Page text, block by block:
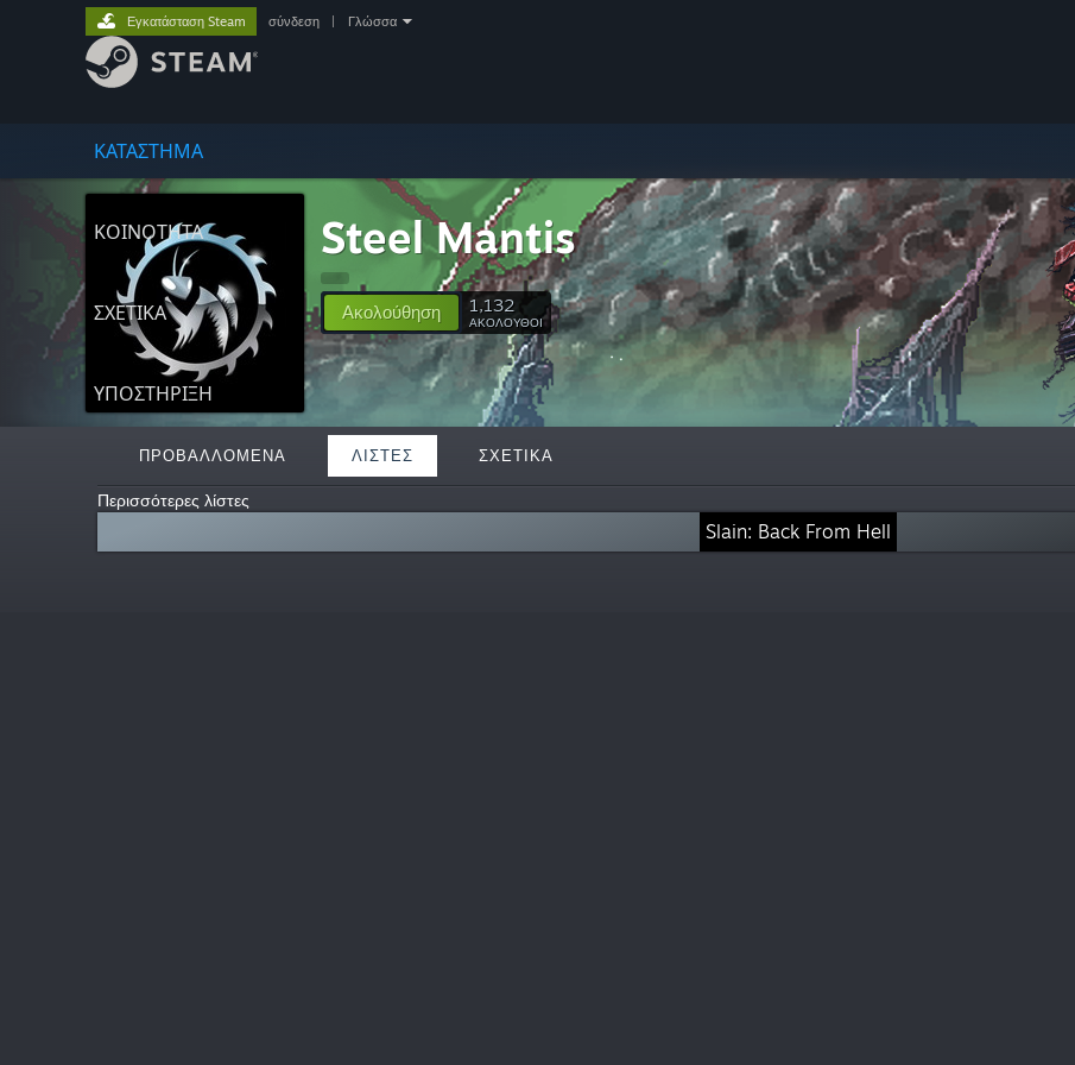
ΚΑΤΑΣΤΗΜΑ
ΚΟΙΝΟΤΗΤΑ
ΣΧΕΤΙΚΆ
ΥΠΟΣΤΗΡΙΞΗ
Εγκατάσταση Steam σύνδεση Γλώσσα
Steel Mantis
Ακολούθηση 1,132
ΑΚΟΛΟΥΘΟΙ
ΠΡΟΒΑΛΛΌΜΕΝΑ ΛΊΣΤΕΣ ΣΧΕΤΙΚΆ
Περισσότερες λίστες
Slain: Back From Hell